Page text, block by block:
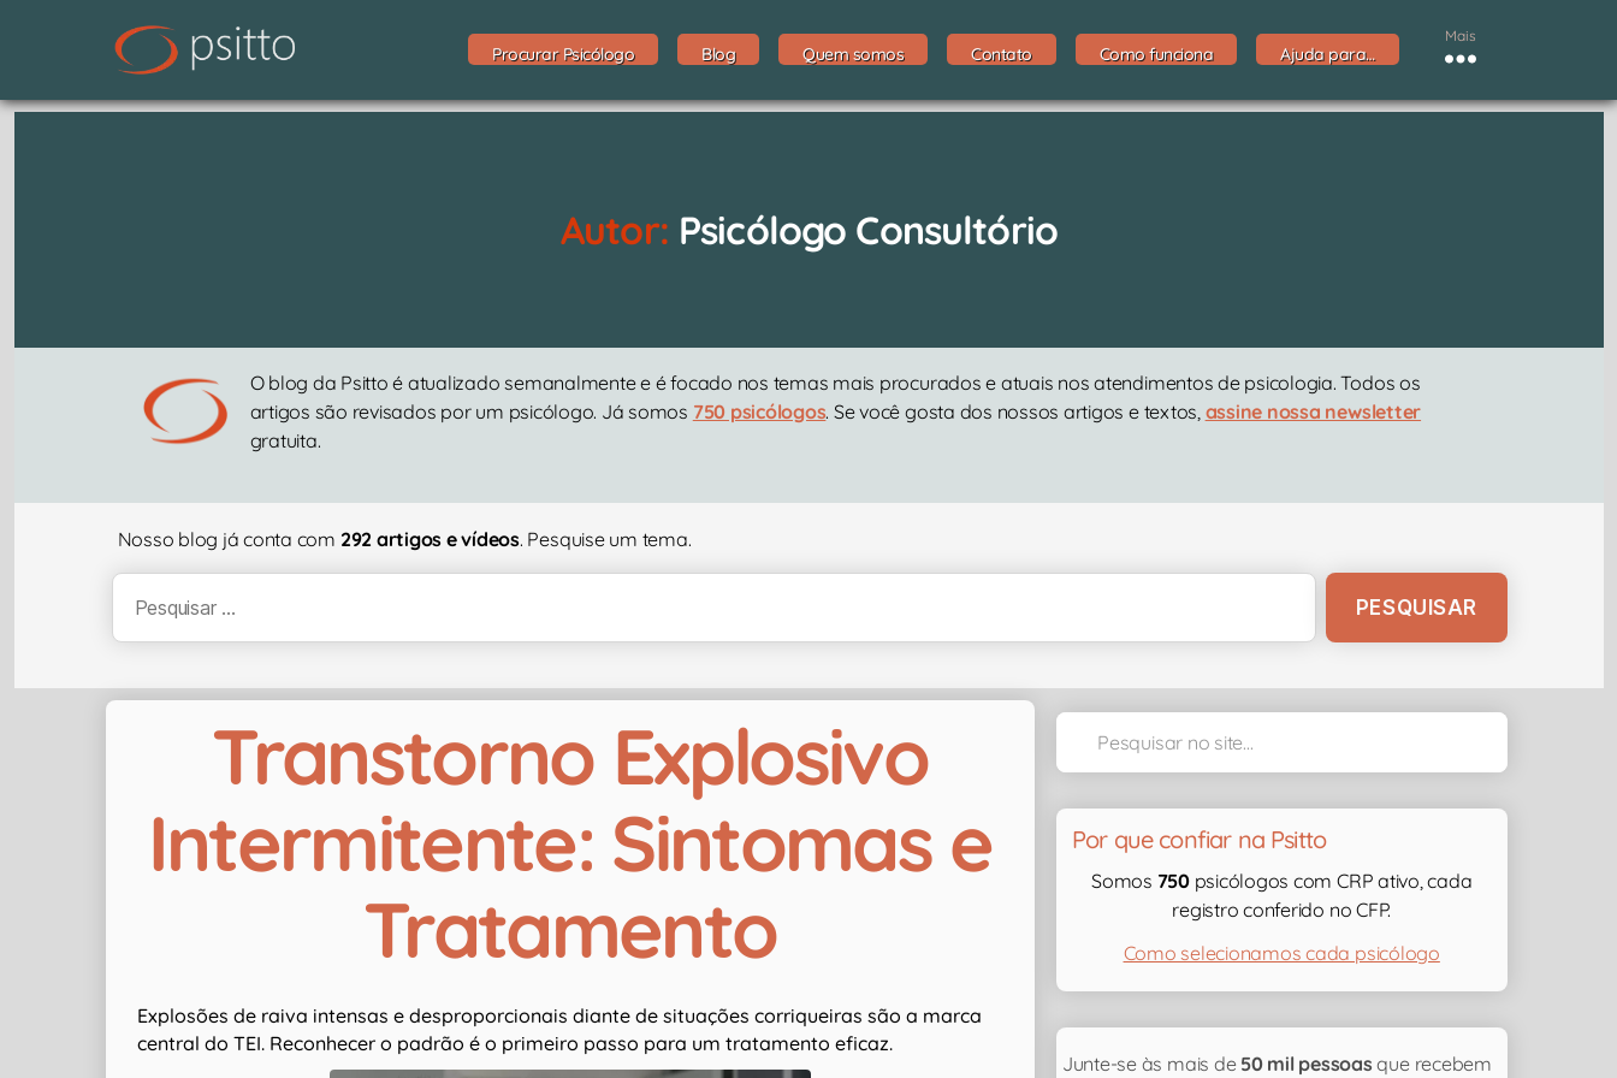
Procurar Psicólogo Blog Quem somos Contato Como funciona Ajuda para…
Mais
Autor: Psicólogo Consultório
O blog da Psitto é atualizado semanalmente e é focado nos temas mais procurados e atuais nos atendimentos de psicologia. Todos os
artigos são revisados por um psicólogo. Já somos 750 psicólogos. Se você gosta dos nossos artigos e textos, assine nossa newsletter
gratuita.
Nosso blog já conta com 292 artigos e vídeos. Pesquise um tema.
Transtorno Explosivo
Intermitente: Sintomas e
Tratamento
Explosões de raiva intensas e desproporcionais diante de situações corriqueiras são a marca
central do TEI. Reconhecer o padrão é o primeiro passo para um tratamento eficaz.
Por que confiar na Psitto
Somos 750psicólogos com CRP ativo, cada
registro conferido no CFP.
Como selecionamos cada psicólogo
Junte-se às mais de 50 mil pessoas que recebem